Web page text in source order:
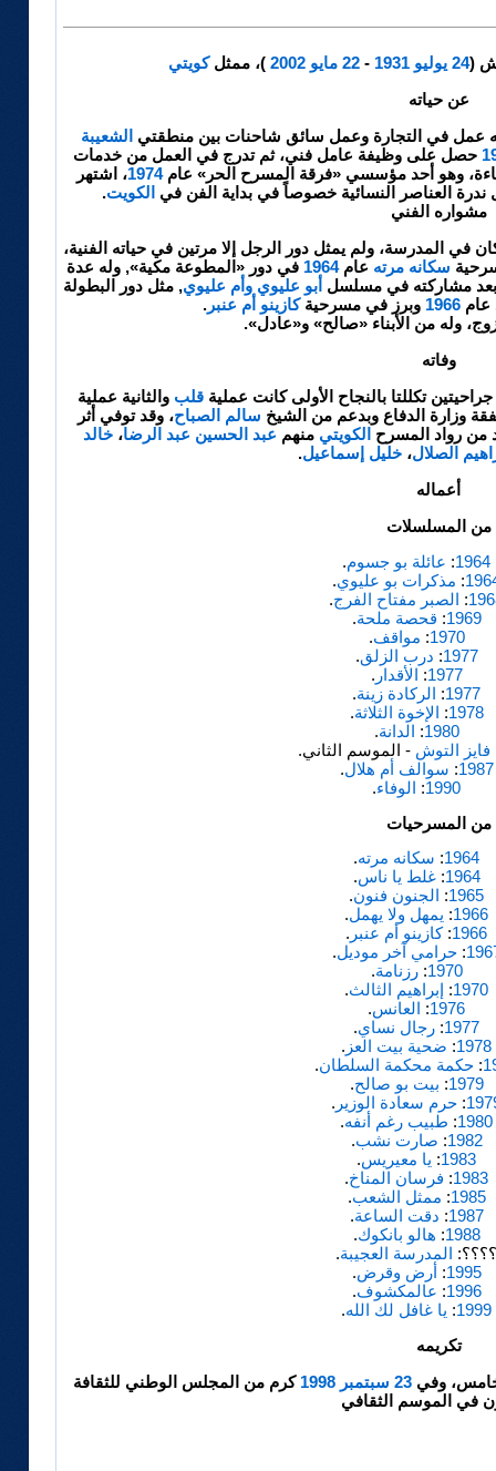
(24 يوليو 1931
-22 مايو 2002 )، ممثلكويتي
عن حياته
عمل في التجارة وعمل سائق شاحنات بين منطقتي
الشعيبة
حصل على وظيفة عامل فني، ثم تدرج في العمل من خدمات
وهو أحد مؤسسي «فرقة المسرح الحر» عام1974، اشتهر
العناصر النسائية خصوصاً في بداية الفن في
الكويت.
مشواره الفني
في المدرسة، ولم يمثل دور الرجل إلا مرتين في حياته الفنية،
سكانه مرته عام1964 في دور «المطوعة مكية», وله عدة
مشاركته في مسلسل أبو عليوي وأم عليوي, مثل دور البطولة
عام1966 وبرز في مسرحيةكازينو أم عنبر.
وله من الأبناء «صالح» و«عادل».
وفاته
تكللتا بالنجاح الأولى كانت عمليةقلب والثانية عملية
وزارة الدفاع وبدعم من الشيخ سالم الصباح، وقد توفي أثر
من رواد المسرح
الكويتي منهم عبد الحسين عبد الرضا،خالد
الصلال، خليل إسماعيل.
أعماله
من المسلسلات
1964
: عائلة بو جسوم.
: مذكرات بو عليوي.
: الصبر مفتاح الفرج.
1969
: قحصة ملحة.
1970
: مواقف.
1977
: درب الزلق.
1977
: الأقدار .
1977
: الركادة زينة.
1978
: الإخوة الثلاثة.
1980
: الدانة.
فايز التوش - الموسم الثاني.
1987
: سوالف أم هلال.
1990
: الوفاء.
من المسرحيات
1964
: سكانه مرته.
1964
:غلط يا ناس.
1965
: الجنون فنون.
1966
: يمهل ولا يهمل.
1966
:كازينو أم عنبر .
:حرامي آخر موديل.
1970
:رزنامة.
1970
: إبراهيم الثالث.
1976
: العانس.
1977
: رجال نساي.
1978
: ضحية بيت العز .
: حكمة محكمة السلطان.
1979
: بيت بو صالح.
: حرم سعادة الوزير .
1980
: طبيب رغم أنفه.
1982
: صارت نشب.
1983
: يا معيريس.
1983
: فرسان المناخ.
1985
: ممثل الشعب.
1987
: دقت الساعة.
1988
: هالو بانكوك.
؟؟؟؟:
المدرسة العجيبة.
1995
: أرض وقرض.
1996
: عالمكشوف.
1999
: يا غافل لك الله.
تكريمه
وفي 23 سبتمبر 1998 كرم من المجلس الوطني للثقافة
في الموسم الثقافي